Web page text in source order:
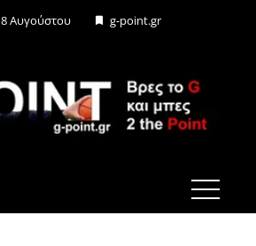
Αυγούστου g-point.gr